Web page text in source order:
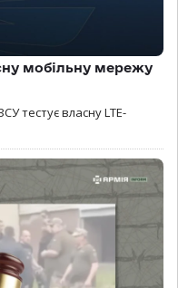
мобільну мережу
тестує власну LTE-